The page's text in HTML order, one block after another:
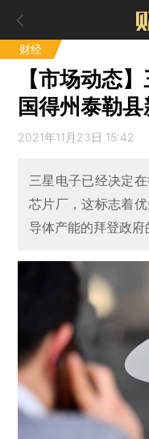
财经
【市场动态
国得州泰勒
2021年11月23日 15:42
三星电子已经决定
芯片厂，这标志着
导体产能的拜登政府